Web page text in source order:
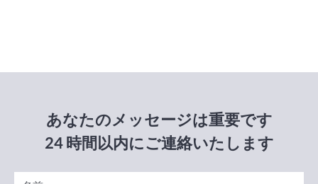
あなたのメッセージは重要です
24 時間以内にご連絡いたします